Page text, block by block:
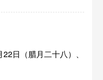
日（腊月二十八）、